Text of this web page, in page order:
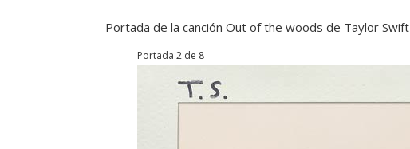
Portada de la canción Out of the woods de Taylor Swift
Portada 2 de 8